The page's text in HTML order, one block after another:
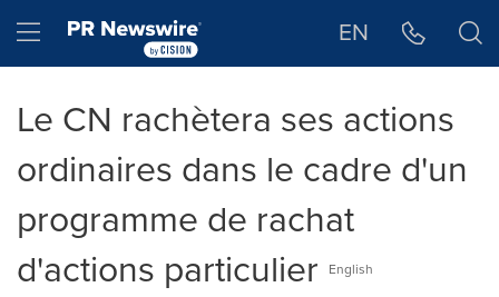
Hamburger menu EN
Le CN rachètera ses actions
ordinaires dans le cadre d'un
programme de rachat
d'actions particulier
English